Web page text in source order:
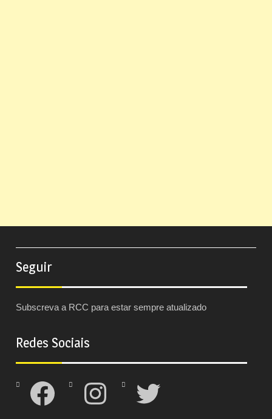
Seguir
Subscreva a RCC para estar sempre atualizado
Redes Sociais
Facebook Instagram Twitter